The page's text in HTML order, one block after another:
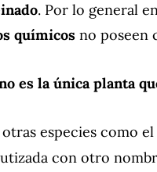
. Por lo general
químicos no poseen
es la única planta
especies como el
con otro